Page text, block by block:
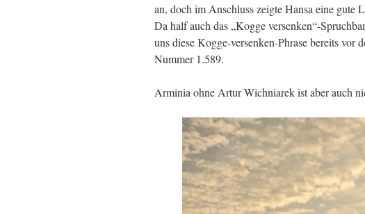
an, doch im Anschluss zeigte Hansa eine
Da half auch das „Kogge versenken“-
uns diese Kogge-versenken-Phrase bereits vor
Nummer 1.589.
Arminia ohne Artur Wichniarek ist aber auch